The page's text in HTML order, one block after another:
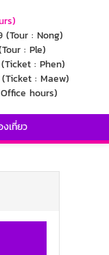
(Tour : Nong)
: Ple)
(Ticket : Phen)
(Ticket : Maew)
hours)
เที่ยว